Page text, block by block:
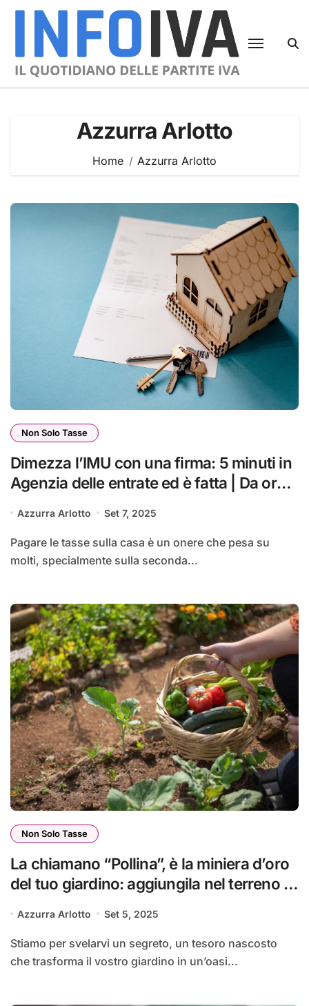
Skip
Azzurra Arlotto
Home Azzurra Arlotto
Non Solo Tasse
Dimezza l’IMU con una firma: 5 minuti in
Agenzia delle entrate ed è fatta | Da ora
Azzurra Arlotto Set 7, 2025
Pagare le tasse sulla casa è un onere che pesa su
molti, specialmente sulla seconda...
Non Solo Tasse
La chiamano “Pollina”, è la miniera d’oro
del tuo giardino: aggiungila nel terreno e
Azzurra Arlotto Set 5, 2025
Stiamo per svelarvi un segreto, un tesoro nascosto
che trasforma il vostro giardino in un’oasi...